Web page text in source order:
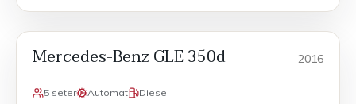
Mercedes-Benz GLE 350d 2016
5 seter Automat Diesel